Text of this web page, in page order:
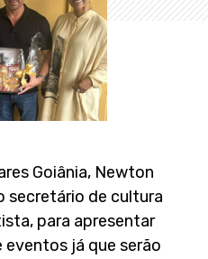
Goiânia, Newton
secretário de cultura
para apresentar
já que serão